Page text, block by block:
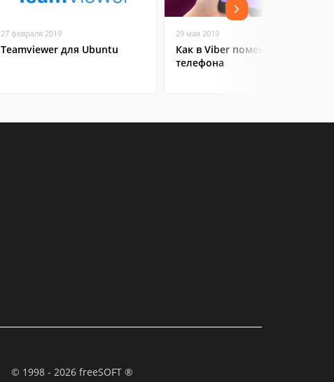
27 февраля 2019
Teamviewer для Ubuntu
29 мая 2019
Как в Viber поменять номер
телефона
© 1998 - 2026 freeSOFT ®